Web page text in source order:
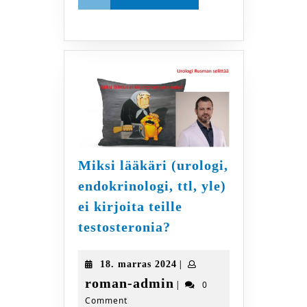
More
Miksi lääkäri (urologi,
endokrinologi, ttl, yle)
ei kirjoita teille
testosteronia?
endokrinologi,
ttl,
18. marras 202418.
marras
|
roman-admin roman-
|
0
Comment